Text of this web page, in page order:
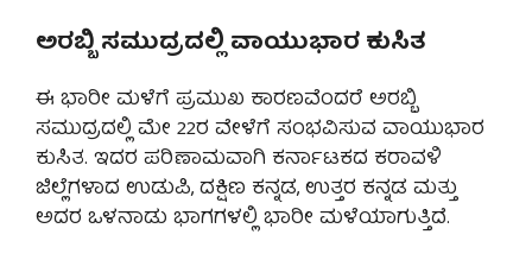
ಅರಬ್ಬಿ ಸಮುದ್ರದಲ್ಲಿ ವಾಯುಭಾರ ಕುಸಿತ
ಈ ಭಾರೀ ಮಳೆಗೆ ಪ್ರಮುಖ ಕಾರಣವೆಂದರೆ ಅರಬ್ಬಿ
ಸಮುದ್ರದಲ್ಲಿ ಮೇ 22ರ ವೇಳೆಗೆ ಸಂಭವಿಸುವ ವಾಯುಭಾರ
ಕುಸಿತ. ಇದರ ಪರಿಣಾಮವಾಗಿ ಕರ್ನಾಟಕದ ಕರಾವಳಿ
ಜಿಲ್ಲೆಗಳಾದ ಉಡುಪಿ, ದಕ್ಷಿಣ ಕನ್ನಡ, ಉತ್ತರ ಕನ್ನಡ ಮತ್ತು
ಅದರ ಒಳನಾಡು ಭಾಗಗಳಲ್ಲಿ ಭಾರೀ ಮಳೆಯಾಗುತ್ತಿದೆ.